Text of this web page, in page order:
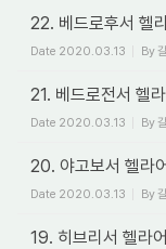
22. 베드로후서 헬
Date 2020.03.13 By
21. 베드로전서 헬
Date 2020.03.13 By
20. 야고보서 헬라
Date 2020.03.13 By
19. 히브리서 헬라